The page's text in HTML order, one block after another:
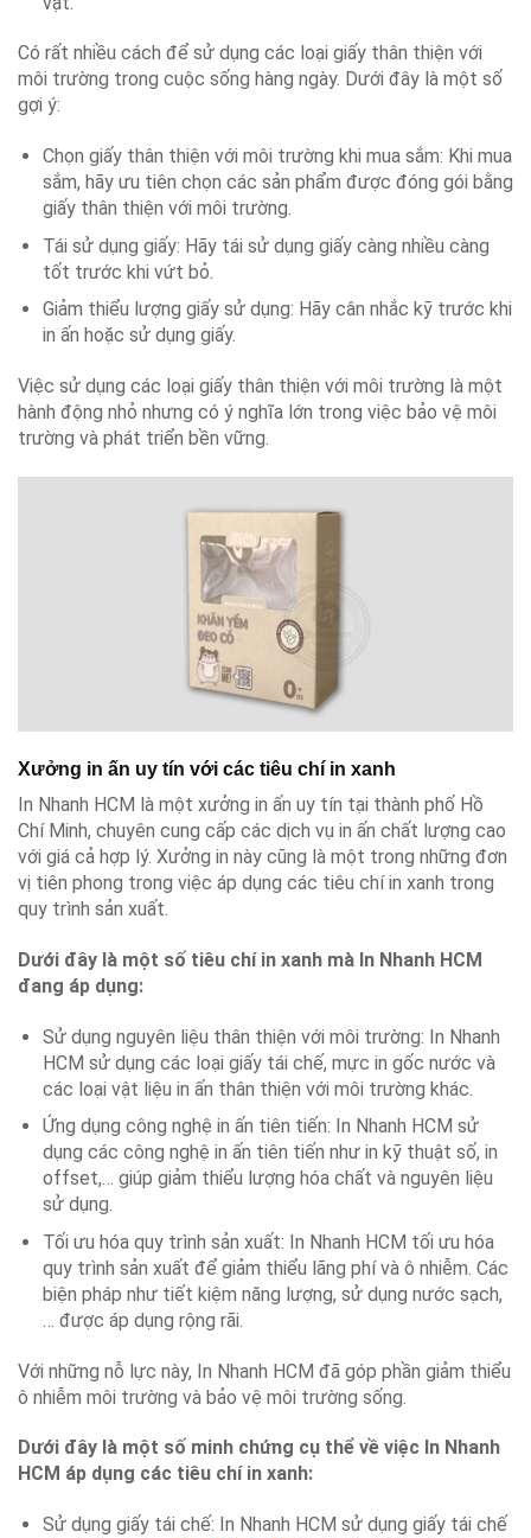
Có rất nhiều cách để sử dụng các loại giấy thân thiện với
môi trường trong cuộc sống hàng ngày. Dưới đây là một số
gợi ý:
Chọn giấy thân thiện với môi trường khi mua sắm: Khi mua
sắm, hãy ưu tiên chọn các sản phẩm được đóng gói bằng
giấy thân thiện với môi trường.
Tái sử dụng giấy: Hãy tái sử dụng giấy càng nhiều càng
tốt trước khi vứt bỏ.
Giảm thiểu lượng giấy sử dụng: Hãy cân nhắc kỹ trước khi
in ấn hoặc sử dụng giấy.
Việc sử dụng các loại giấy thân thiện với môi trường là một
hành động nhỏ nhưng có ý nghĩa lớn trong việc bảo vệ môi
trường và phát triển bền vững.
Xưởng in ấn uy tín với các tiêu chí in xanh
In Nhanh HCM là một xưởng in ấn uy tín tại thành phố Hồ
Chí Minh, chuyên cung cấp các dịch vụ in ấn chất lượng cao
với giá cả hợp lý. Xưởng in này cũng là một trong những đơn
vị tiên phong trong việc áp dụng các tiêu chí in xanh trong
quy trình sản xuất.
Dưới đây là một số tiêu chí in xanh mà In Nhanh HCM
đang áp dụng:
Sử dụng nguyên liệu thân thiện với môi trường: In Nhanh
HCM sử dụng các loại giấy tái chế, mực in gốc nước và
các loại vật liệu in ấn thân thiện với môi trường khác.
Ứng dụng công nghệ in ấn tiên tiến: In Nhanh HCM sử
dụng các công nghệ in ấn tiên tiến như in kỹ thuật số, in
offset,… giúp giảm thiểu lượng hóa chất và nguyên liệu
sử dụng.
Tối ưu hóa quy trình sản xuất: In Nhanh HCM tối ưu hóa
quy trình sản xuất để giảm thiểu lãng phí và ô nhiễm. Các
biện pháp như tiết kiệm năng lượng, sử dụng nước sạch,
… được áp dụng rộng rãi.
Với những nỗ lực này, In Nhanh HCM đã góp phần giảm thiểu
ô nhiễm môi trường và bảo vệ môi trường sống.
Dưới đây là một số minh chứng cụ thể về việc In Nhanh
HCM áp dụng các tiêu chí in xanh:
Sử dụng giấy tái chế: In Nhanh HCM sử dụng giấy tái chế